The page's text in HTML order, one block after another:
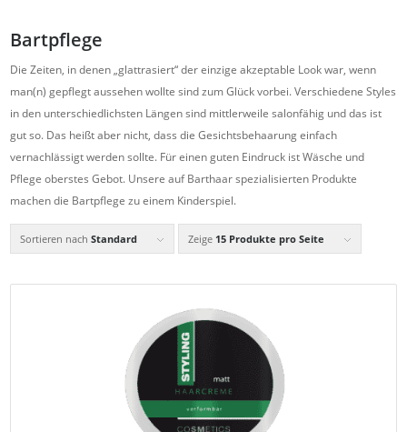
Bartpflege
Die Zeiten, in denen „glattrasiert“ der einzige akzeptable Look war, wenn
man(n) gepflegt aussehen wollte sind zum Glück vorbei. Verschiedene Styles
in den unterschiedlichsten Längen sind mittlerweile salonfähig und das ist
gut so. Das heißt aber nicht, dass die Gesichtsbehaarung einfach
vernachlässigt werden sollte. Für einen guten Eindruck ist Wäsche und
Pflege oberstes Gebot. Unsere auf Barthaar spezialisierten Produkte
machen die Bartpflege zu einem Kinderspiel.
Sortieren nachStandard Zeige 15 Produkte pro Seite